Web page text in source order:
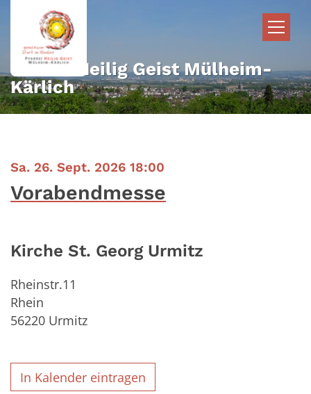
Zum Inhalt springen
Pfarrei Heilig Geist Mülheim-
Kärlich
Sa. 26. Sept. 2026 18:00
Vorabendmesse
Kirche St. Georg Urmitz
Rheinstr.11
Rhein
56220 Urmitz
In Kalender eintragen